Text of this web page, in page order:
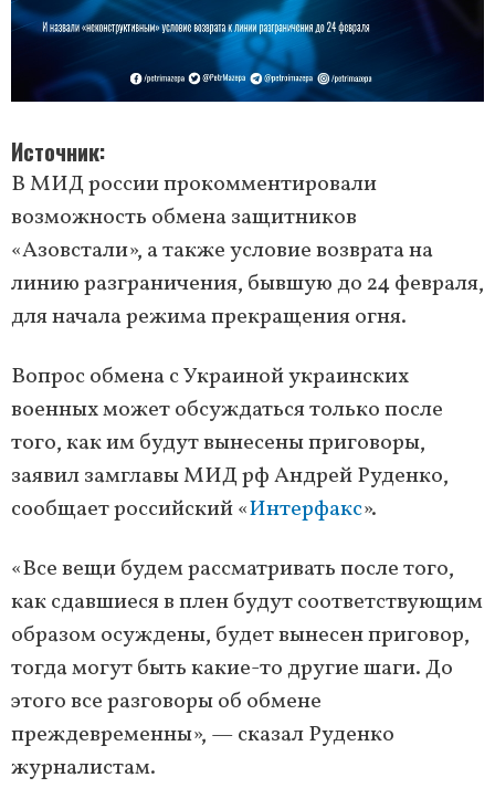
Источник
В МИД россии прокомментировали
возможность обмена защитников
«Азовстали», а также условие возврата на
линию разграничения, бывшую до 24 февраля,
для начала режима прекращения огня.
Вопрос обмена с Украиной украинских
военных может обсуждаться только после
того, как им будут вынесены приговоры,
заявил замглавы МИД рф Андрей Руденко,
сообщает российский «Интерфакс».
«Все вещи будем рассматривать после того,
как сдавшиеся в плен будут соответствующим
образом осуждены, будет вынесен приговор,
тогда могут быть какие-то другие шаги. До
этого все разговоры об обмене
преждевременны», — сказал Руденко
журналистам.